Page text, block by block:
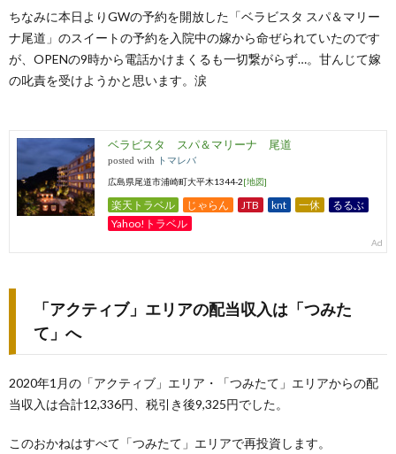
ちなみに本日よりGWの予約を開放した「ベラビスタ スパ＆マリー
ナ尾道」のスイートの予約を入院中の嫁から命ぜられていたのです
が、OPENの9時から電話かけまくるも一切繋がらず…。甘んじて嫁
の叱責を受けようかと思います。涙
ベラビスタ スパ＆マリーナ 尾道
posted with トマレバ
広島県尾道市浦崎町大平木1344-2[地図]
楽天トラベル じゃらん JTB knt 一休
るるぶ
Yahoo!トラベル
「アクティブ」エリアの配当収入は「つみた
て」へ
2020年1月の「アクティブ」エリア・「つみたて」エリアからの配
当収入は合計12,336円、税引き後9,325円でした。
このおかねはすべて「つみたて」エリアで再投資します。